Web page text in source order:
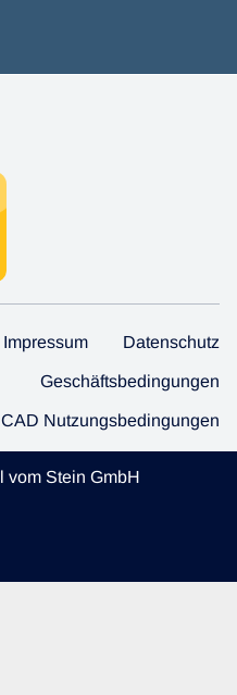
Impressum Datenschutz
Geschäftsbedingungen
CAD Nutzungsbedingungen
Stein GmbH